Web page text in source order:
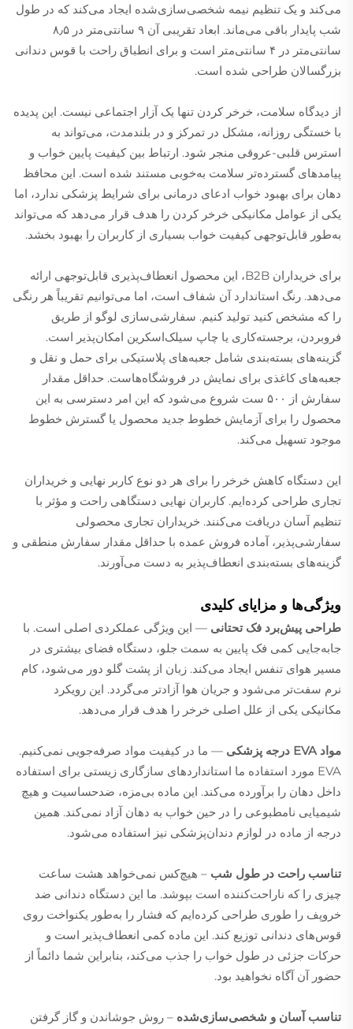
می‌کند و یک تنظیم نیمه شخصی‌سازی‌شده ایجاد می‌کند که در طول
شب پایدار باقی می‌ماند. ابعاد تقریبی آن ۹ سانتی‌متر در ۸٫۵
سانتی‌متر در ۴ سانتی‌متر است و برای انطباق راحت با قوس دندانی
بزرگسالان طراحی شده است.
از دیدگاه سلامت، خرخر کردن تنها یک آزار اجتماعی نیست. این پدیده
با خستگی روزانه، مشکل در تمرکز و در بلندمدت، می‌تواند به
استرس قلبی-عروقی منجر شود. ارتباط بین کیفیت پایین خواب و
پیامدهای گسترده‌تر سلامت به‌خوبی مستند شده است. این محافظ
دهان برای بهبود خواب ادعای درمانی برای شرایط پزشکی ندارد، اما
یکی از عوامل مکانیکی خرخر کردن را هدف قرار می‌دهد که می‌تواند
به‌طور قابل‌توجهی کیفیت خواب بسیاری از کاربران را بهبود بخشد.
برای خریداران B2B، این محصول انعطاف‌پذیری قابل‌توجهی ارائه
می‌دهد. رنگ استاندارد آن شفاف است، اما می‌توانیم تقریباً هر رنگی
را که مشخص کنید تولید کنیم. سفارشی‌سازی لوگو از طریق
فروبردن، برجسته‌کاری یا چاپ سیلک‌اسکرین امکان‌پذیر است.
گزینه‌های بسته‌بندی شامل جعبه‌های پلاستیکی برای حمل و نقل و
جعبه‌های کاغذی برای نمایش در فروشگاه‌هاست. حداقل مقدار
سفارش از ۵۰۰ ست شروع می‌شود که این امر دسترسی به این
محصول را برای آزمایش خطوط جدید محصول یا گسترش خطوط
موجود تسهیل می‌کند.
این دستگاه کاهش خرخر را برای هر دو نوع کاربر نهایی و خریداران
تجاری طراحی کرده‌ایم. کاربران نهایی دستگاهی راحت و مؤثر با
تنظیم آسان دریافت می‌کنند. خریداران تجاری محصولی
سفارشی‌پذیر، آماده فروش عمده با حداقل مقدار سفارش منطقی و
گزینه‌های بسته‌بندی انعطاف‌پذیر به دست می‌آورند.
ویژگی‌ها و مزایای کلیدی
طراحی پیش‌برد فک تحتانی — این ویژگی عملکردی اصلی است. با
جابه‌جایی کمی فک پایین به سمت جلو، دستگاه فضای بیشتری در
مسیر هوای تنفس ایجاد می‌کند. زبان از پشت گلو دور می‌شود، کام
نرم سفت‌تر می‌شود و جریان هوا آزادتر می‌گردد. این رویکرد
مکانیکی یکی از علل اصلی خرخر را هدف قرار می‌دهد.
مواد EVA درجه پزشکی
— ما در کیفیت مواد صرفه‌جویی نمی‌کنیم.
EVA مورد استفاده ما استانداردهای سازگاری زیستی برای استفاده
داخل دهان را برآورده می‌کند. این ماده بی‌مزه، ضدحساسیت و هیچ
شیمیایی نامطبوعی را در حین خواب به دهان آزاد نمی‌کند. همین
درجه از ماده در لوازم دندان‌پزشکی نیز استفاده می‌شود.
تناسب راحت در طول شب – هیچ‌کس نمی‌خواهد هشت ساعت
چیزی را که ناراحت‌کننده است بپوشد. ما این دستگاه دندانی ضد
خروپف را طوری طراحی کرده‌ایم که فشار را به‌طور یکنواخت روی
قوس‌های دندانی توزیع کند. این ماده کمی انعطاف‌پذیر است و
حرکات جزئی در طول خواب را جذب می‌کند، بنابراین شما دائماً از
حضور آن آگاه نخواهید بود.
تناسب آسان و شخصی‌سازی‌شده – روش جوشاندن و گاز گرفتن